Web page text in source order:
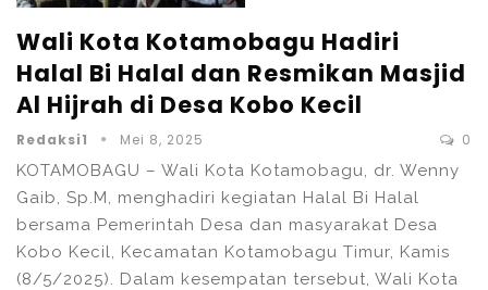
Wali Kota Kotamobagu Hadiri
Halal Bi Halal dan Resmikan Masjid
Al Hijrah di Desa Kobo Kecil
Redaksi1 Mei 8, 2025 0
KOTAMOBAGU – Wali Kota Kotamobagu, dr. Wenny
Gaib, Sp.M, menghadiri kegiatan Halal Bi Halal
bersama Pemerintah Desa dan masyarakat Desa
Kobo Kecil, Kecamatan Kotamobagu Timur, Kamis
(8/5/2025). Dalam kesempatan tersebut, Wali Kota